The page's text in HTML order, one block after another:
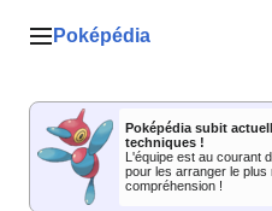
Menu principal
Poképédia
Poképédia subit
techniques !
L'équipe est au courant
pour les arranger le
compréhension !